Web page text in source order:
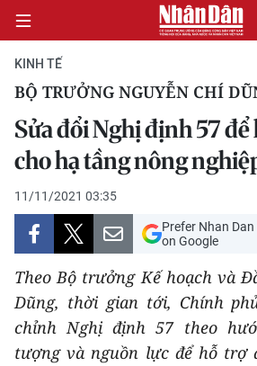
CHÍNH TRỊ
KINH TẾ
VĂN HÓA
XÃ HỘI
PHÁP LUẬT
DU LỊCH
KINH TẾ
BỘ TRƯỞNG NGUYỄN CHÍ
Sửa đổi Nghị định 57
cho hạ tầng nông
11/11/2021 03:35
Prefer Nhan Dan
on Google
Theo Bộ trưởng Kế hoạch và
Dũng, thời gian tới, Chính
chỉnh Nghị định 57 theo
tượng và nguồn lực để hỗ